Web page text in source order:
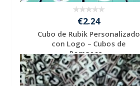
€2.24
Cubo de Rubik Personalizado
con Logo – Cubos de
Rompeca...
Solicitar
presupuesto